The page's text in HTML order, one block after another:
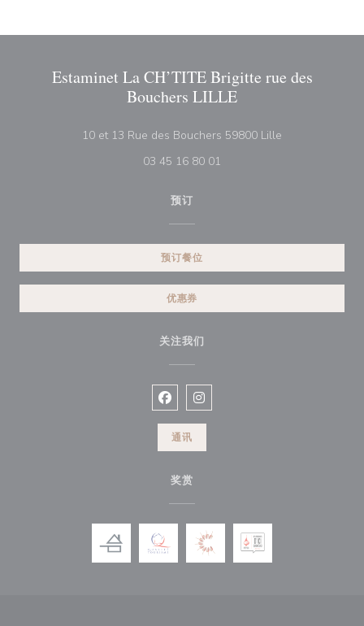
Estaminet La CH’TITE Brigitte rue des
Bouchers LILLE
10 et 13 Rue des Bouchers 59800 Lille
03 45 16 80 01
预订
预订餐位
优惠券
关注我们
Facebook ((在新窗口中打开))
Instagram ((在新窗口中打开))
通讯
奖赏